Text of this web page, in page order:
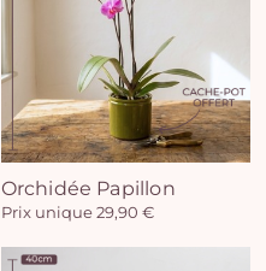
Orchidée Papillon
Prix unique 29,90 €